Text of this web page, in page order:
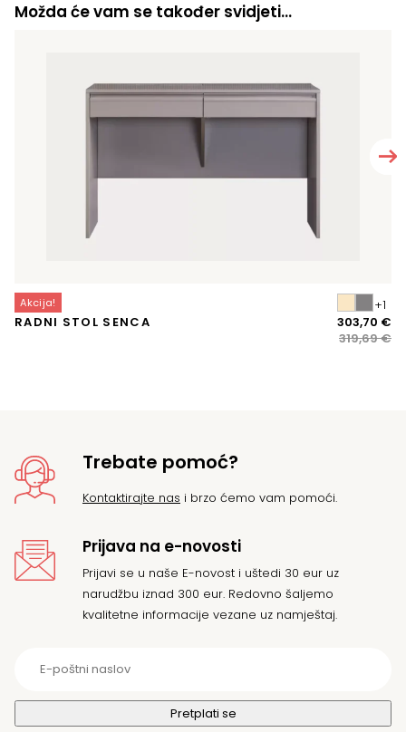
Možda će vam se također svidjeti…
Akcija!
RADNI STOL SENCA
319,69€
303,70 €
Trebate pomoć?
Kontaktirajte nas i brzo ćemo vam pomoći.
Prijava na e-novosti
Prijavi se u naše E-novost i uštedi 30 eur uz
narudžbu iznad 300 eur. Redovno šaljemo
kvalitetne informacije vezane uz namještaj.